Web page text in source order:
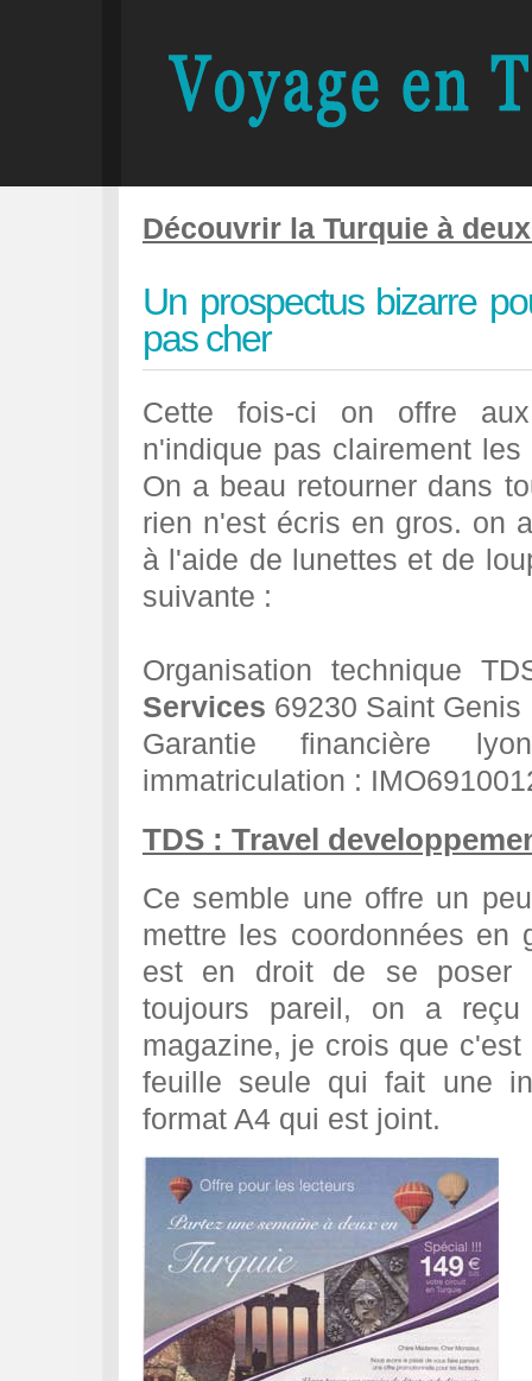
Découvrir la Turquie à
Un prospectus bizarre
pas cher
Cette fois-ci on offre
n'indique pas clairement
On a beau retourner dans
rien n'est écris en gros. on
à l'aide de lunettes et de
suivante :
Organisation technique
Services 69230 Saint Genis
Garantie financière
immatriculation :
TDS : Travel
Ce semble une offre un
mettre les coordonnées en
est en droit de se poser
toujours pareil, on a
magazine, je crois que
feuille seule qui fait une
format A4 qui est joint.